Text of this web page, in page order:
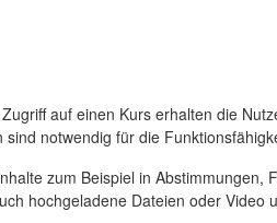
auf einen Kurs erhalten die
notwendig für die
zum Beispiel in Abstimmungen,
hochgeladene Dateien oder Video